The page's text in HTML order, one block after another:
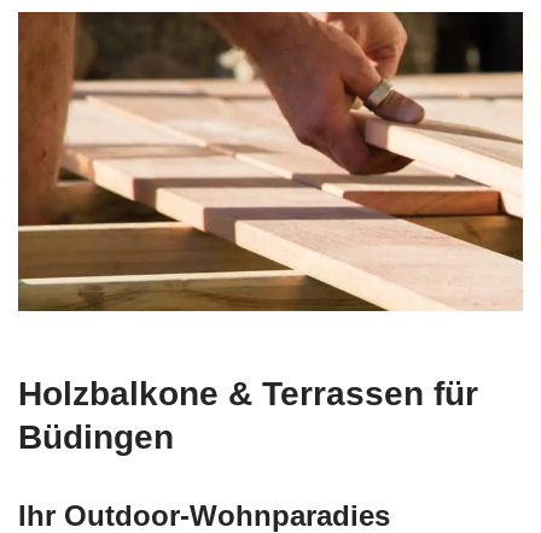
Holzbalkone & Terrassen für
Büdingen
Ihr Outdoor-Wohnparadies